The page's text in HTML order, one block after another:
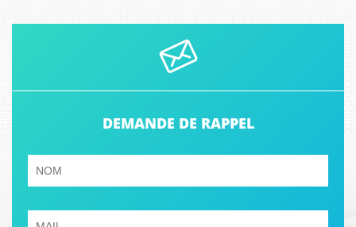
DEMANDE DE RAPPEL